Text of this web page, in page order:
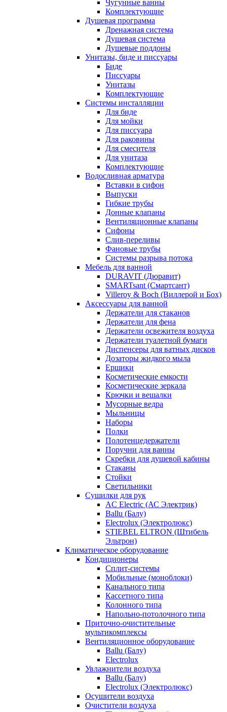
Чугунные ванны
Комплектующие
Душевая программа
Дренажная система
Душевая система
Душевые поддоны
Унитазы, биде и писсуары
Биде
Писсуары
Унитазы
Комплектующие
Системы инсталляции
Для биде
Для мойки
Для писсуара
Для раковины
Для смесителя
Для унитаза
Комплектующие
Водосливная арматура
Вставки в сифон
Выпуски
Гибкие трубы
Донные клапаны
Вентиляционные клапаны
Сифоны
Слив-переливы
Фановые трубы
Системы разрыва потока
Мебель для ванной
DURAVIT (Дюравит)
SMARTsant (Смартсант)
Villeroy & Boch (Виллерой и Бох)
Аксессуары для ванной
Держатели для стаканов
Держатели для фена
Держатели освежителя воздуха
Держатели туалетной бумаги
Диспенсеры для ватных дисков
Дозаторы жидкого мыла
Ершики
Косметические емкости
Косметические зеркала
Крючки и вешалки
Мусорные ведра
Мыльницы
Наборы
Полки
Полотенцедержатели
Поручни для ванны
Скребки для душевой кабины
Стаканы
Стойки
Светильники
Сушилки для рук
AC Electric (АС Электрик)
Ballu (Балу)
Electrolux (Электролюкс)
STIEBEL ELTRON (Штибель
Эльтрон)
Климатическое оборудование
Кондиционеры
Сплит-системы
Мобильные (моноблоки)
Канального типа
Кассетного типа
Колонного типа
Напольно-потолочного типа
Приточно-очистительные
мультикомплексы
Вентиляционное оборудование
Ballu (Балу)
Electrolux
Увлажнители воздуха
Ballu (Балу)
Electrolux (Электролюкс)
Осушители воздуха
Очистители воздуха